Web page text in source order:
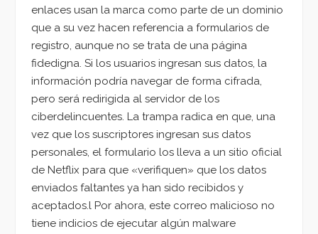
enlaces usan la marca como parte de un dominio
que a su vez hacen referencia a formularios de
registro, aunque no se trata de una página
fidedigna. Si los usuarios ingresan sus datos, la
información podría navegar de forma cifrada,
pero será redirigida al servidor de los
ciberdelincuentes. La trampa radica en que, una
vez que los suscriptores ingresan sus datos
personales, el formulario los lleva a un sitio oficial
de Netflix para que «verifiquen» que los datos
enviados faltantes ya han sido recibidos y
aceptados.l Por ahora, este correo malicioso no
tiene indicios de ejecutar algún malware